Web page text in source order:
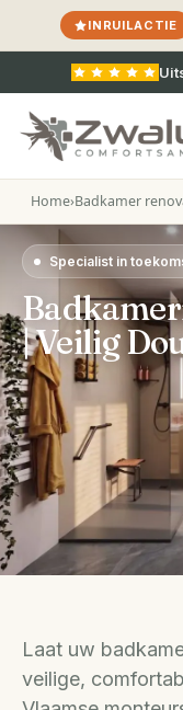
INRUILACTIE
Home›Badkamer
Specialist in
| Veilig
Laat uw
veilige,